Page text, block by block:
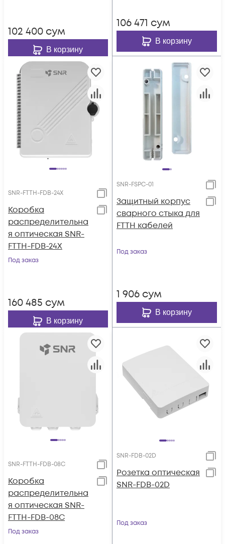
102 400 сум
В корзину
106 471 сум
В корзину
SNR-FTTH-FDB-24X
Коробка
распределительна
я оптическая SNR-
FTTH-FDB-24X
Под заказ
160 485 сум
В корзину
SNR-FSPC-01
Защитный корпус
сварного стыка для
FTTH кабелей
Под заказ
1 906 сум
В корзину
SNR-FTTH-FDB-08C
Коробка
распределительна
я оптическая SNR-
FTTH-FDB-08C
Под заказ
SNR-FDB-02D
Розетка оптическая
SNR-FDB-02D
Под заказ